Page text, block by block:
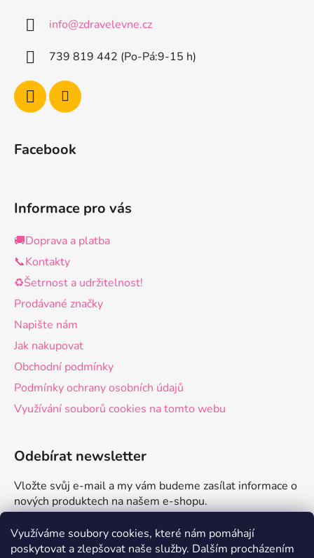
Využíváme soubory cookies, které nám pomáhají
poskytovat a zlepšovat naše služby. Dalším procházením
info@zdravelevne.cz
739 819 442 (Po-Pá:9-15 h)
Facebook
Informace pro vás
🚚Doprava a platba
📞Kontakty
♻️Šetrnost a udržitelnost!
Prodávané značky
Napište nám
Jak nakupovat
Obchodní podmínky
Podmínky ochrany osobních údajů
Využívání souborů cookies na tomto webu
Odebírat newsletter
Vložte svůj e-mail a my vám budeme zasílat informace o
nových produktech na našem e-shopu.
E-mail